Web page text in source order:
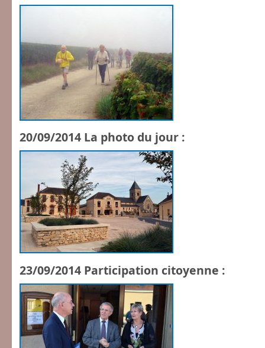
20/09/2014 La photo du jour :
23/09/2014 Participation citoyenne :